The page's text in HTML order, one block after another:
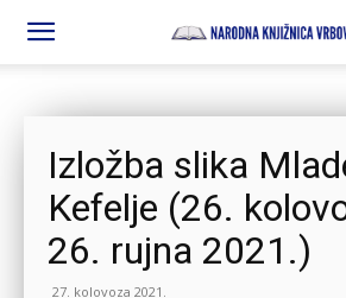
Izložba slika
Kefelje (26.
26. rujna 2021.)
27. kolovoza 2021.